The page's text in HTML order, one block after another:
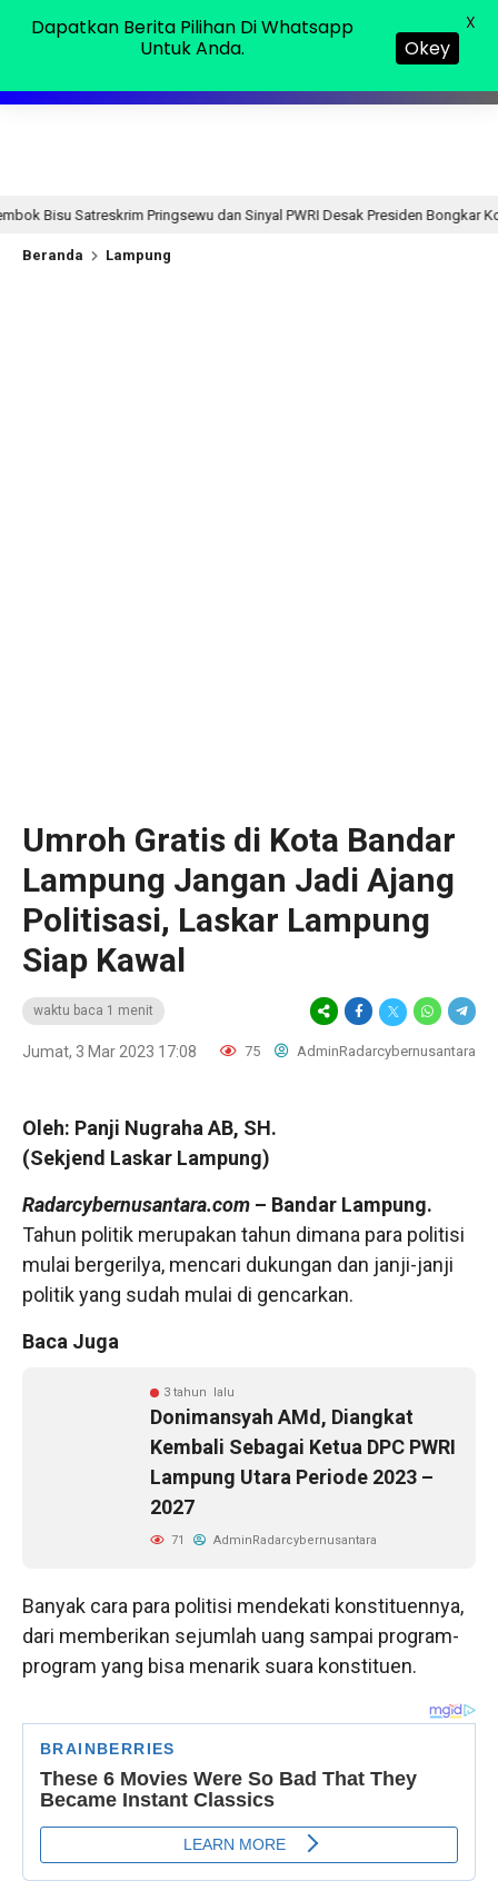
Pringsewu dan Sinyal PWRI Desak Presiden Bongkar Kotak Pandora
Beranda Lampung
Umroh Gratis di Kota Bandar
Lampung Jangan Jadi Ajang
Politisasi, Laskar Lampung
Siap Kawal
waktu baca 1 menit
Jumat, 3 Mar 2023 17:08 75 AdminRadarcybernusantara
Oleh: Panji Nugraha AB, SH.
(Sekjend Laskar Lampung)
Radarcybernusantara.com – Bandar Lampung.
Tahun politik merupakan tahun dimana para politisi
mulai bergerilya, mencari dukungan dan janji-janji
politik yang sudah mulai di gencarkan.
Baca Juga
3 tahun lalu
Donimansyah AMd, Diangkat
Kembali Sebagai Ketua DPC PWRI
Lampung Utara Periode 2023 –
2027
71 AdminRadarcybernusantara
Banyak cara para politisi mendekati konstituennya,
dari memberikan sejumlah uang sampai program-
program yang bisa menarik suara konstituen.
Dapatkan Berita Pilihan Di Whatsapp
Untuk Anda.
Okey
X